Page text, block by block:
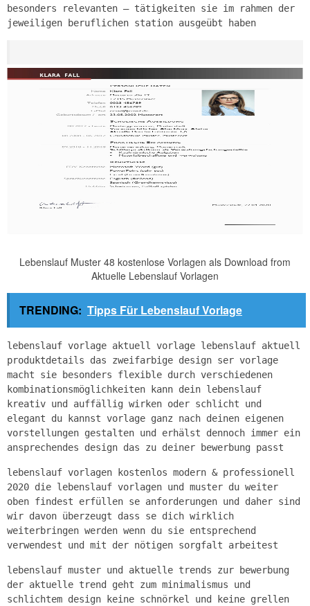
besonders relevanten – tätigkeiten sie im rahmen der
jeweiligen beruflichen station ausgeübt haben
Lebenslauf Muster 48 kostenlose Vorlagen als Download from
Aktuelle Lebenslauf Vorlagen
TRENDING: Tipps Für Lebenslauf Vorlage
lebenslauf vorlage aktuell vorlage lebenslauf aktuell
produktdetails das zweifarbige design ser vorlage
macht sie besonders flexible durch verschiedenen
kombinationsmöglichkeiten kann dein lebenslauf
kreativ und auffällig wirken oder schlicht und
elegant du kannst vorlage ganz nach deinen eigenen
vorstellungen gestalten und erhälst dennoch immer ein
ansprechendes design das zu deiner bewerbung passt
lebenslauf vorlagen kostenlos modern & professionell
2020 die lebenslauf vorlagen und muster du weiter
oben findest erfüllen se anforderungen und daher sind
wir davon überzeugt dass se dich wirklich
weiterbringen werden wenn du sie entsprechend
verwendest und mit der nötigen sorgfalt arbeitest
lebenslauf muster und aktuelle trends zur bewerbung
der aktuelle trend geht zum minimalismus und
schlichtem design keine schnörkel und keine grellen